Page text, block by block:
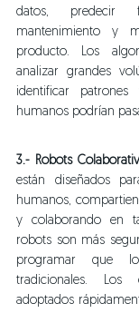
datos, predecir
mantenimiento y
producto. Los
analizar grandes
identificar
humanos podrían
3.- Robots
están diseñados
humanos,
y colaborando en
robots son más
programar que
tradicionales. Los
adoptados